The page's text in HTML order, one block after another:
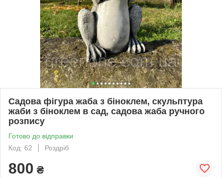
Садова фігура жаба з біноклем, скульптура
жаби з біноклем в сад, садова жаба ручного
розпису
Готово до відправки
Код: 62
Роздріб
800 ₴